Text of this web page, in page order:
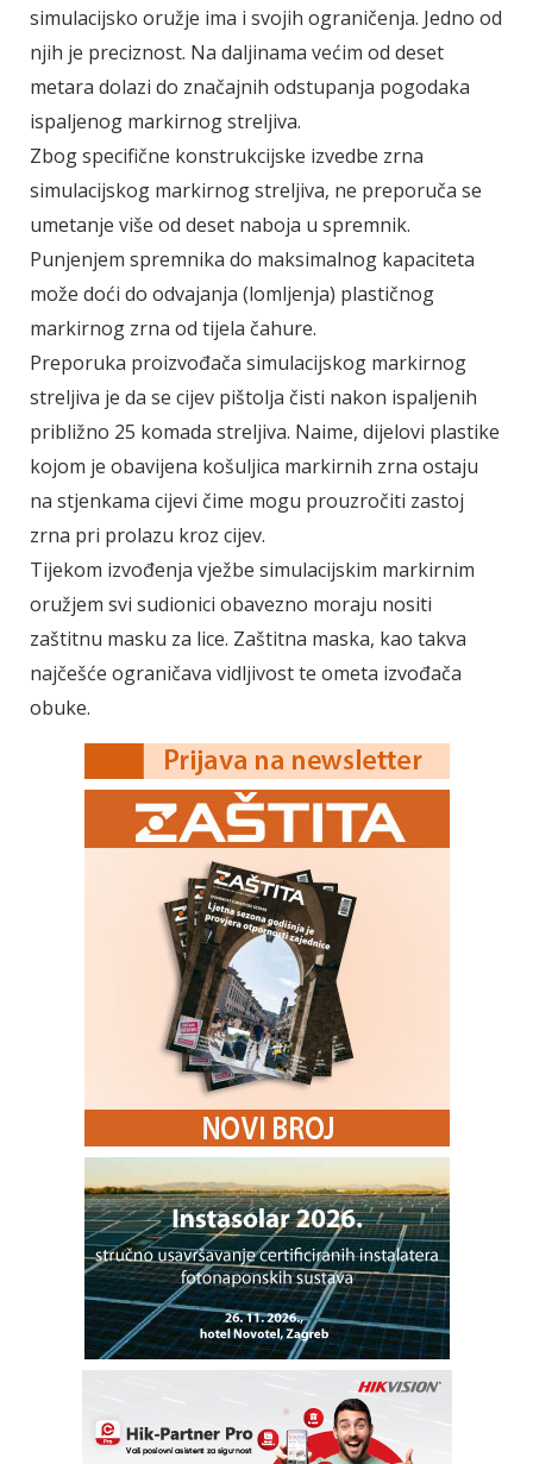
simulacijsko oružje ima i svojih ograničenja. Jedno od
njih je preciznost. Na daljinama većim od deset
metara dolazi do značajnih odstupanja pogodaka
ispaljenog markirnog streljiva.
Zbog specifične konstrukcijske izvedbe zrna
simulacijskog markirnog streljiva, ne preporuča se
umetanje više od deset naboja u spremnik.
Punjenjem spremnika do maksimalnog kapaciteta
može doći do odvajanja (lomljenja) plastičnog
markirnog zrna od tijela čahure.
Preporuka proizvođača simulacijskog markirnog
streljiva je da se cijev pištolja čisti nakon ispaljenih
približno 25 komada streljiva. Naime, dijelovi plastike
kojom je obavijena košuljica markirnih zrna ostaju
na stjenkama cijevi čime mogu prouzročiti zastoj
zrna pri prolazu kroz cijev.
Tijekom izvođenja vježbe simulacijskim markirnim
oružjem svi sudionici obavezno moraju nositi
zaštitnu masku za lice. Zaštitna maska, kao takva
najčešće ograničava vidljivost te ometa izvođača
obuke.